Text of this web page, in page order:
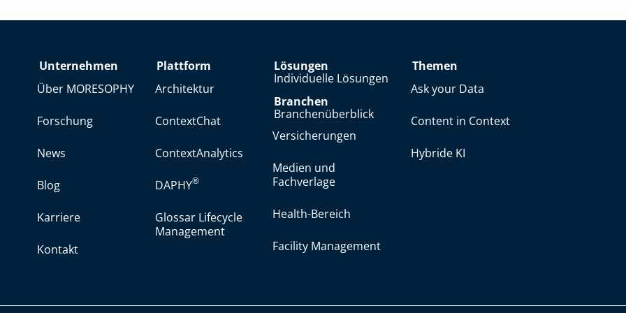
Unternehmen
Über MORESOPHY
Forschung
News
Blog
Karriere
Kontakt
Plattform
Architektur
ContextChat
ContextAnalytics
DAPHY®
Glossar Lifecycle
Management
Lösungen
Individuelle Lösungen
Branchen
Branchenüberblick
Versicherungen
Medien und
Fachverlage
Health-Bereich
Facility Management
Themen
Ask your Data
Content in Context
Hybride KI